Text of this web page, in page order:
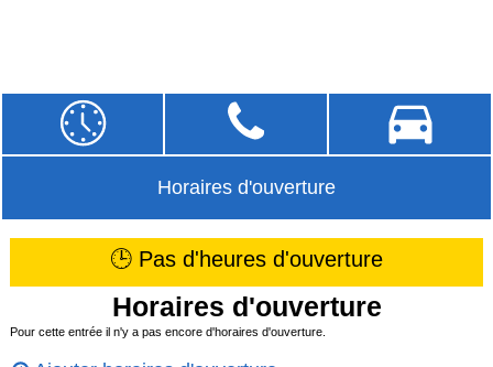
Horaires d'ouverture
🕒 Pas d'heures d'ouverture
Horaires d'ouverture
Pour cette entrée il n'y a pas encore d'horaires d'ouverture.